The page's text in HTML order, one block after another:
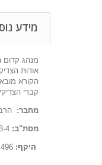
מידע
מנהג קדום
אודות
הקורא
קברי
מחבר:
מסת"ב: 4
היקף: 496